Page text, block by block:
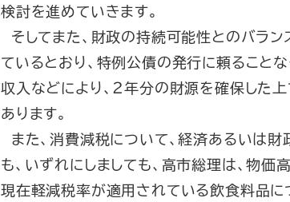
検討を進めていきます。
そしてまた、財政の持続可能性とのバラ
ているとおり、特例公債の発行に頼ること
収入などにより、２年分の財源を確保した
あります。
また、消費減税について、経済あるいは財
も、いずれにしましても、高市総理は、物
現在軽減税率が適用されている飲食料品に